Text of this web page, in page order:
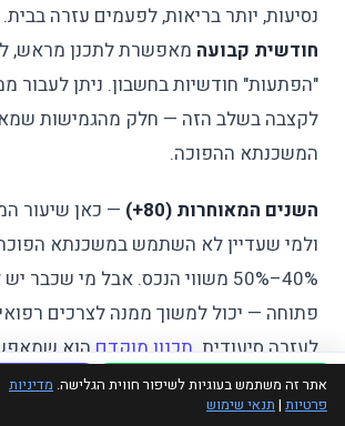
נסיעות, יותר בריאות, לפעמים עזרה
חודשית קבועה מאפשרת לתכנן מראש,
"הפתעות" חודשיות בחשבון. ניתן לעבור
לקצבה בשלב הזה — חלק מהגמישות
המשכנתא ההפוכה.
השנים המאוחרות (80+)
— כאן שיעור
ולמי שעדיין לא השתמש במשכנתא
40%–50% משווי הנכס. אבל מי שכבר
פתוחה — יכול למשוך ממנה לצרכים
לעזרה סיעודית. תכנון מוקדם הוא
על גמישות
כבר נמשך.
WhatsApp
אתר זה משתמש בעוגיות לשיפור חווית הגלישה. מדיניות
פרטיות | תנאי שימוש